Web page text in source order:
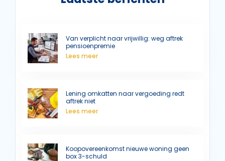
Van verplicht naar vrijwillig: weg aftrek
pensioenpremie
Lees meer
Lening omkatten naar vergoeding redt
aftrek niet
Lees meer
Koopovereenkomst nieuwe woning geen
box 3-schuld